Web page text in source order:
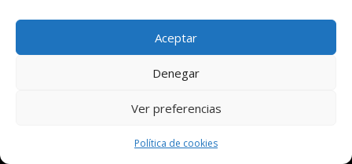
Aceptar
Denegar
Ver preferencias
Política de cookies